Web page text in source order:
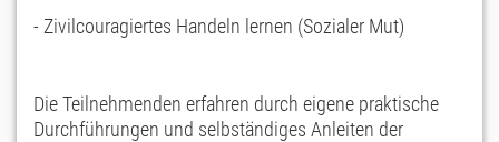
- Zivilcouragiertes Handeln lernen (Sozialer Mut)
Die Teilnehmenden erfahren durch eigene praktische
Durchführungen und selbständiges Anleiten der